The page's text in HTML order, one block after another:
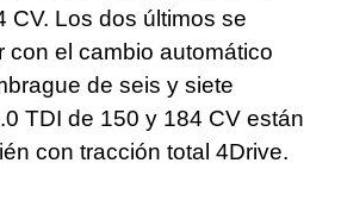
CV. Los dos últimos se
con el cambio automático
de seis y siete
TDI de 150 y 184 CV están
con tracción total 4Drive.